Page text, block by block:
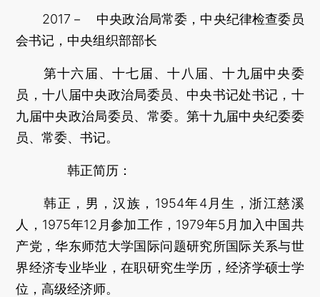
2017－ 中央政治局常委，中央纪律检查委员
会书记，中央组织部部长
第十六届、十七届、十八届、十九届中央委
员，十八届中央政治局委员、中央书记处书记，十
九届中央政治局委员、常委。第十九届中央纪委委
员、常委、书记。
韩正简历：
韩正，男，汉族，1954年4月生，浙江慈溪
人，1975年12月参加工作，1979年5月加入中国共
产党，华东师范大学国际问题研究所国际关系与世
界经济专业毕业，在职研究生学历，经济学硕士学
位，高级经济师。